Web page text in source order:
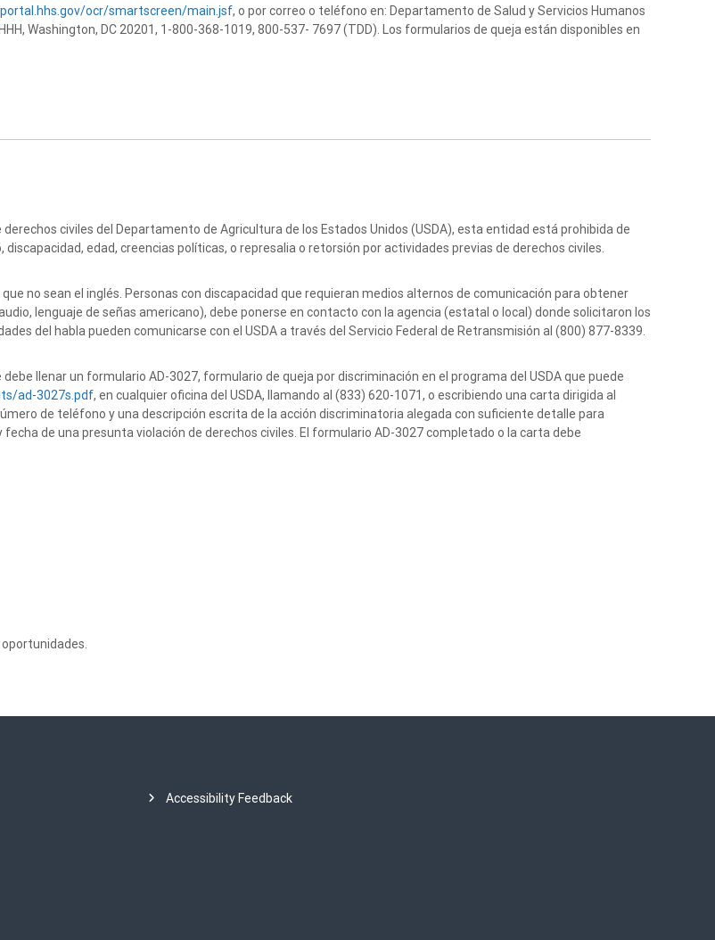
ocr/smartscreen/main.jsf, o por correo o teléfono en: Departamento de Salud y Servicios Humanos
Washington, DC 20201, 1-800-368-1019, 800-537- 7697 (TDD). Los formularios de queja están disponibles en
civiles del Departamento de Agricultura de los Estados Unidos (USDA), esta entidad está prohibida de
edad, creencias políticas, o represalia o retorsión por actividades previas de derechos civiles.
no sean el inglés. Personas con discapacidad que requieran medios alternos de comunicación para obtener
lenguaje de señas americano), debe ponerse en contacto con la agencia (estatal o local) donde solicitaron los
del habla pueden comunicarse con el USDA a través del Servicio Federal de Retransmisión al (800) 877-8339.
llenar un formulario AD-3027, formulario de queja por discriminación en el programa del USDA que puede
ad-3027s.pdf, en cualquier oficina del USDA, llamando al (833) 620-1071, o escribiendo una carta dirigida al
de teléfono y una descripción escrita de la acción discriminatoria alegada con suficiente detalle para
de una presunta violación de derechos civiles. El formulario AD-3027 completado o la carta debe
Accessibility Feedback